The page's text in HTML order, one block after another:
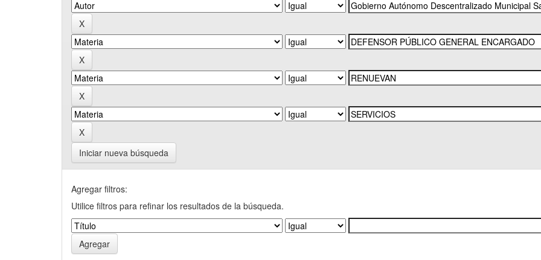
Iniciar nueva búsqueda
Agregar filtros:
Utilice filtros para refinar los resultados de la búsqueda.